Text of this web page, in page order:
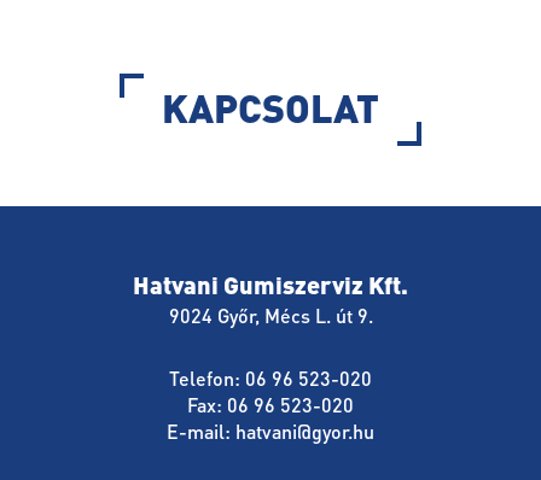
KAPCSOLAT
Hatvani Gumiszerviz Kft.
9024 Győr, Mécs L. út 9.
Telefon: 06 96 523-020
Fax: 06 96 523-020
E-mail: hatvani@gyor.hu